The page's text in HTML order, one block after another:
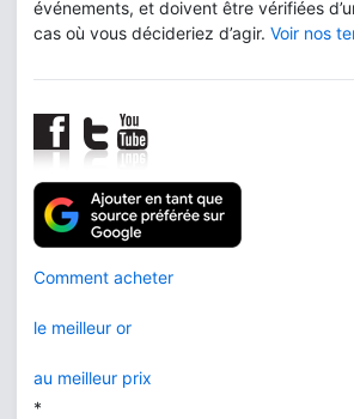
événements, et doivent être vérifiées
cas où vous décideriez d’agir. Voir nos
Comment acheter
le meilleur or
au meilleur prix
*